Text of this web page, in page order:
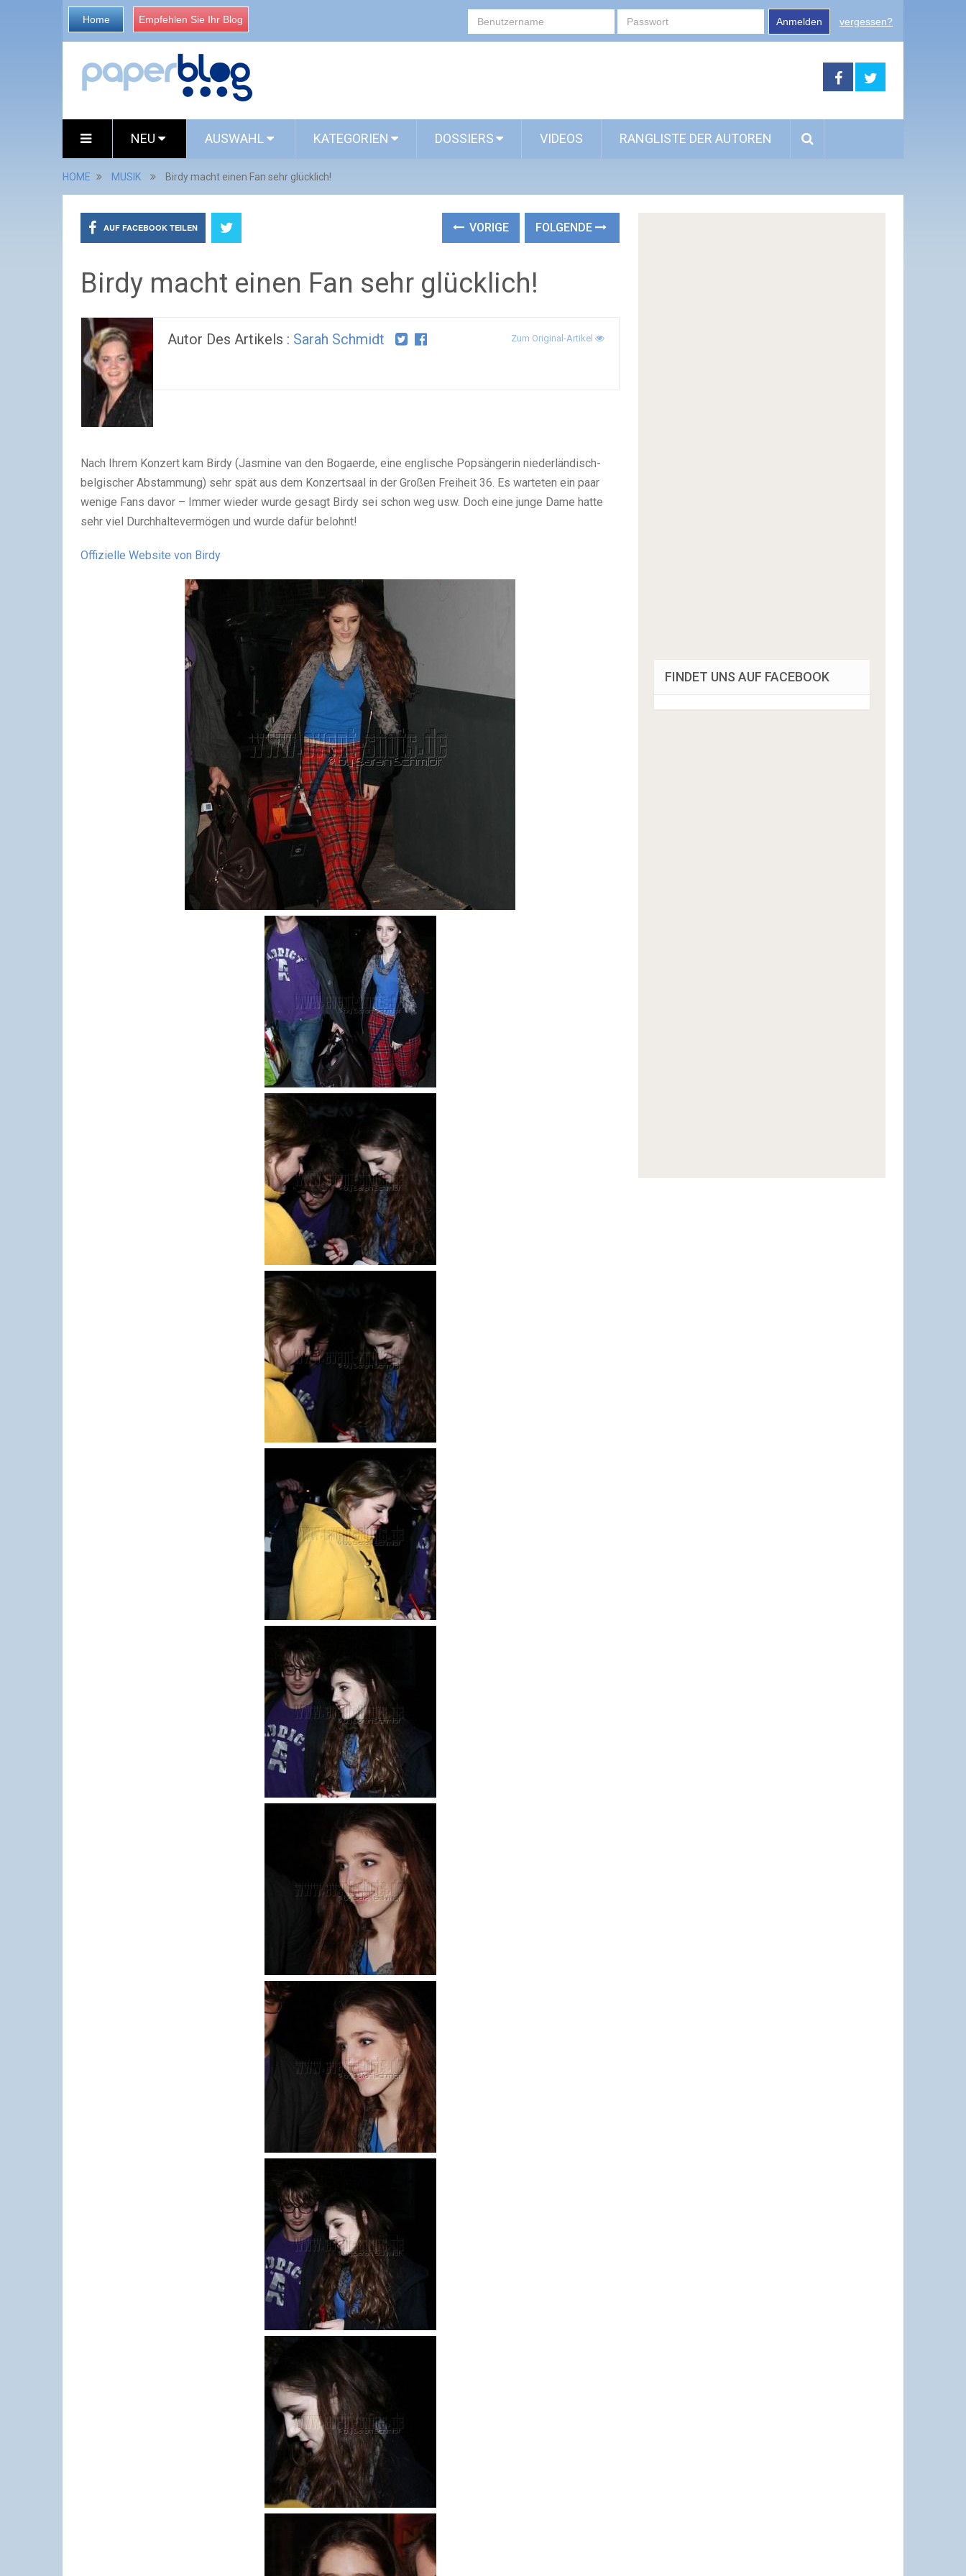
Home Empfehlen Sie Ihr Blog Anmelden vergessen?
NEU AUSWAHL KATEGORIEN DOSSIERS VIDEOS RANGLISTE DER AUTOREN
HOME MUSIK Birdy macht einen Fan sehr glücklich!
AUF FACEBOOK TEILEN VORIGE FOLGENDE
Birdy macht einen Fan sehr glücklich!
Autor Des Artikels : Sarah Schmidt Zum Original-Artikel
Nach Ihrem Konzert kam Birdy (Jasmine van den Bogaerde, eine englische Popsängerin niederländisch-
belgischer Abstammung) sehr spät aus dem Konzertsaal in der Großen Freiheit 36. Es warteten ein paar
wenige Fans davor – Immer wieder wurde gesagt Birdy sei schon weg usw. Doch eine junge Dame hatte
sehr viel Durchhaltevermögen und wurde dafür belohnt!
Offizielle Website von Birdy
FINDET UNS AUF FACEBOOK